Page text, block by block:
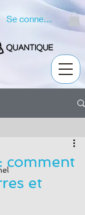
Se connecter
comment
et